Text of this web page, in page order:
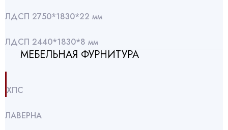
ЛДСП 2750*1830*22 мм
ЛДСП 2440*1830*8 мм
МЕБЕЛЬНАЯ ФУРНИТУРА
ХПС
ЛАВЕРНА